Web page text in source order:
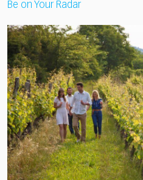
Be on Your Radar